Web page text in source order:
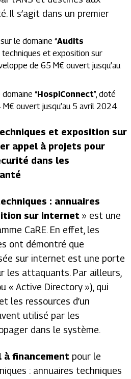
Il s’agit dans un premier
le domaine “Audits
techniques et exposition sur
de 65 M€ ouvert jusqu’au
“HospiConnect”, doté
M€ ouvert jusqu’au 5 avril 2024.
et exposition sur
appel à projets pour
dans les
: annuaires
sur internet » est une
CaRE. En effet, les
ont démontré que
sur internet est une porte
les attaquants. Par ailleurs,
« Active Directory »), qui
les ressources d’un
utilisé par les
dans le système.
à financement pour le
: annuaires techniques